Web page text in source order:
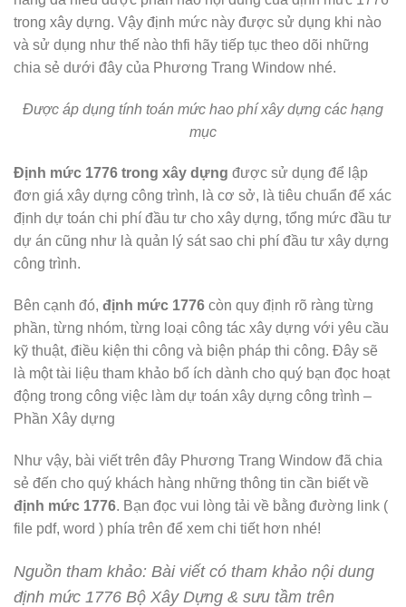
trong xây dựng. Vậy định mức này được sử dụng khi nào
và sử dụng như thế nào thfi hãy tiếp tục theo dõi những
chia sẻ dưới đây của Phương Trang Window nhé.
Được áp dụng tính toán mức hao phí xây dựng các hạng
mục
Định mức 1776 trong xây dựng được sử dụng để lập
đơn giá xây dựng công trình, là cơ sở, là tiêu chuẩn để xác
định dự toán chi phí đầu tư cho xây dựng, tổng mức đầu tư
dự án cũng như là quản lý sát sao chi phí đầu tư xây dựng
công trình.
Bên cạnh đó, định mức 1776 còn quy định rõ ràng từng
phần, từng nhóm, từng loại công tác xây dựng với yêu cầu
kỹ thuật, điều kiện thi công và biện pháp thi công. Đây sẽ
là một tài liệu tham khảo bổ ích dành cho quý bạn đọc hoạt
động trong công việc làm dự toán xây dựng công trình –
Phần Xây dựng
Như vậy, bài viết trên đây Phương Trang Window đã chia
sẻ đến cho quý khách hàng những thông tin cần biết về
định mức 1776. Bạn đọc vui lòng tải về bằng đường link (
file pdf, word ) phía trên để xem chi tiết hơn nhé!
Nguồn tham khảo: Bài viết có tham khảo nội dung
định mức 1776 Bộ Xây Dựng & sưu tầm trên